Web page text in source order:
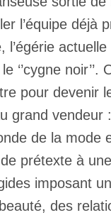
l’équipe déjà
l’égérie
‘’cygne noir’’.
pour devenir
grand vendeur
de la mode
prétexte à
imposant
des